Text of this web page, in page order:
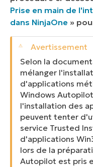
Prise en main de
dans NinjaOne »
Selon la
mélanger
d'applications
Windows
l'installation des
peuvent tenter
service Trusted
d'applications
lors de la
Autopilot est pris